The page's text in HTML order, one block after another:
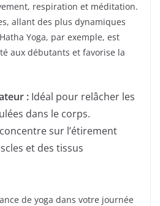
respiration et méditation.
allant des plus dynamiques
Yoga, par exemple, est
aux débutants et favorise la
: Idéal pour relâcher les
dans le corps.
sur l’étirement
et des tissus
de yoga dans votre journée